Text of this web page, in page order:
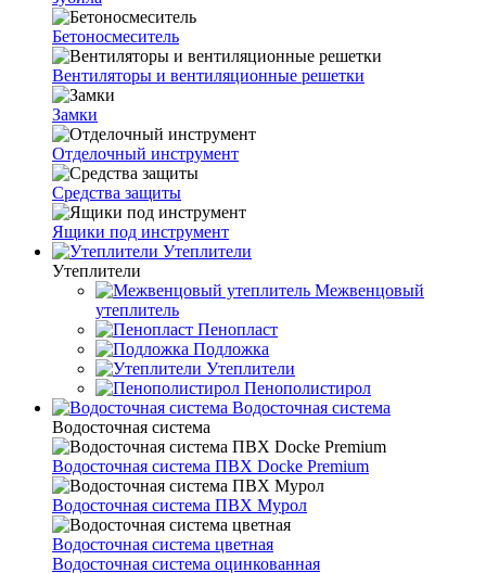
Бетоносмеситель
Вентиляторы и вентиляционные решетки
Замки
Отделочный инструмент
Средства защиты
Ящики под инструмент
Утеплители
Утеплители
Межвенцовый
утеплитель
Пенопласт
Подложка
Утеплители
Пенополистирол
Водосточная система
Водосточная система
Водосточная система ПВХ Docke Premium
Водосточная система ПВХ Мурол
Водосточная система цветная
Водосточная система оцинкованная